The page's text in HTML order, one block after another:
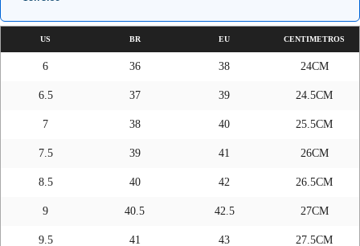
US BR EU CENTIMETROS
6 36 38 24CM
6.5 37 39 24.5CM
7 38 40 25.5CM
7.5 39 41 26CM
8.5 40 42 26.5CM
9 40.5 42.5 27CM
9.5 41 43 27.5CM